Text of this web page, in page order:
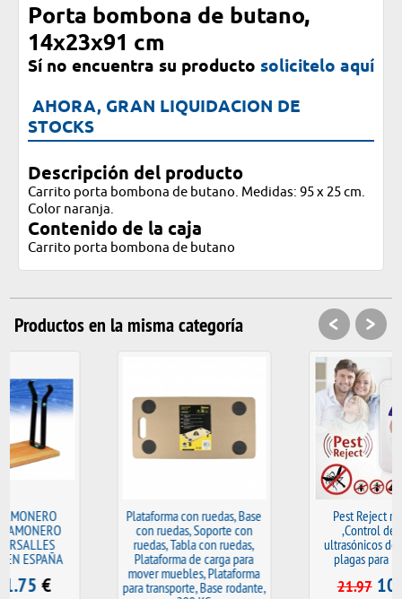
Porta bombona de butano,
14x23x91 cm
Sí no encuentra su producto solicitelo aquí
AHORA, GRAN LIQUIDACION DE
STOCKS
Descripción del producto
Carrito porta bombona de butano. Medidas: 95 x 25 cm.
Color naranja.
Contenido de la caja
Carrito porta bombona de butano
Productos en la misma categoría
Plataforma con ruedas, Base
con ruedas, Soporte con
ruedas, Tabla con ruedas,
Plataforma de carga para
mover muebles, Plataforma
para transporte, Base rodante,
Pest Reject repelente
,Control de plagas
ultrasónicos de insectos y
plagas para interiores
21.97 10.98€
< >